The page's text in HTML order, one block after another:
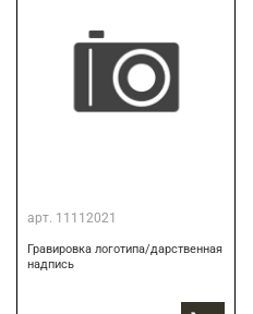
арт. 11112021
Гравировка логотипа/дарственная
надпись